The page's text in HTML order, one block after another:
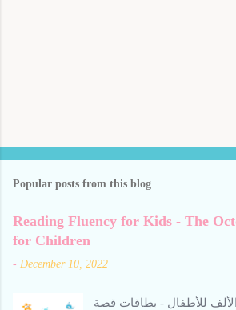
Popular posts from this blog
Reading Fluency for Kids - The
for Children
- December 10, 2022
للأطفال - بطاقات قصة